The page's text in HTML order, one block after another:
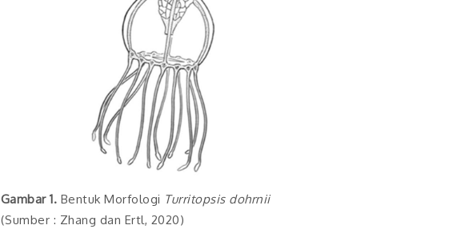
Gambar 1. Bentuk Morfologi Turritopsis dohrnii
(Sumber : Zhang dan Ertl, 2020)